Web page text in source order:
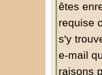
êtes
requise
s'y
e-mail
raisons